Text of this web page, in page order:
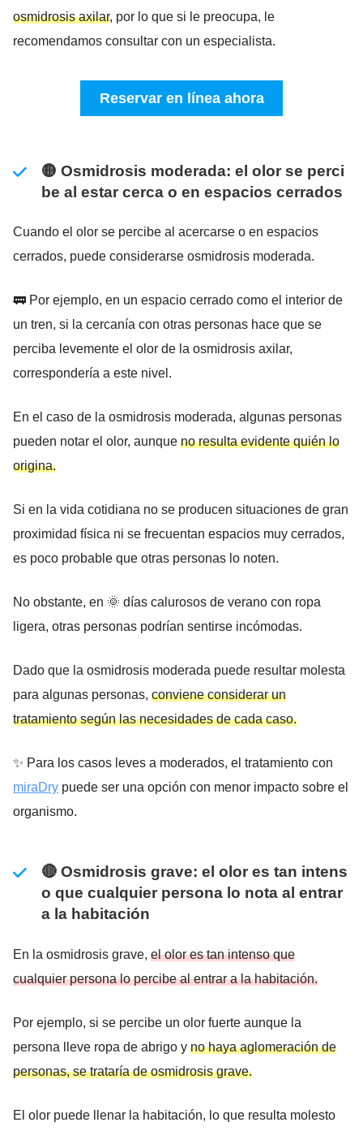
osmidrosis axilar, por lo que si le preocupa, le
recomendamos consultar con un especialista.
Reservar en línea ahora
🟡 Osmidrosis moderada: el olor se perci
be al estar cerca o en espacios cerrados
Cuando el olor se percibe al acercarse o en espacios
cerrados, puede considerarse osmidrosis moderada.
🚃 Por ejemplo, en un espacio cerrado como el interior de
un tren, si la cercanía con otras personas hace que se
perciba levemente el olor de la osmidrosis axilar,
correspondería a este nivel.
En el caso de la osmidrosis moderada, algunas personas
pueden notar el olor, aunque no resulta evidente quién lo
origina.
Si en la vida cotidiana no se producen situaciones de gran
proximidad física ni se frecuentan espacios muy cerrados,
es poco probable que otras personas lo noten.
No obstante, en 🌞 días calurosos de verano con ropa
ligera, otras personas podrían sentirse incómodas.
Dado que la osmidrosis moderada puede resultar molesta
para algunas personas, conviene considerar un
tratamiento según las necesidades de cada caso.
✨ Para los casos leves a moderados, el tratamiento con
miraDry puede ser una opción con menor impacto sobre el
organismo.
🔴 Osmidrosis grave: el olor es tan intens
o que cualquier persona lo nota al entrar
a la habitación
En la osmidrosis grave, el olor es tan intenso que
cualquier persona lo percibe al entrar a la habitación.
Por ejemplo, si se percibe un olor fuerte aunque la
persona lleve ropa de abrigo y no haya aglomeración de
personas, se trataría de osmidrosis grave.
El olor puede llenar la habitación, lo que resulta molesto